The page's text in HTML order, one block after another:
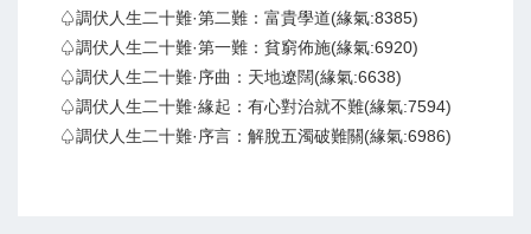
♤調伏人生二十難·第二難：富貴學道(緣氣:8385)
♤調伏人生二十難·第一難：貧窮佈施(緣氣:6920)
♤調伏人生二十難·序曲：天地遼闊(緣氣:6638)
♤調伏人生二十難·緣起：有心對治就不難(緣氣:7594)
♤調伏人生二十難·序言：解脫五濁破難關(緣氣:6986)